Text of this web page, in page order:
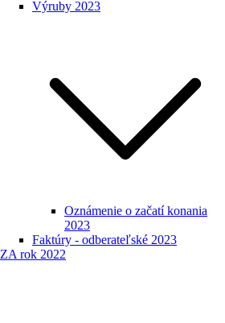
Výruby 2023
Oznámenie o začatí konania
2023
Faktúry - odberateľské 2023
ZA rok 2022